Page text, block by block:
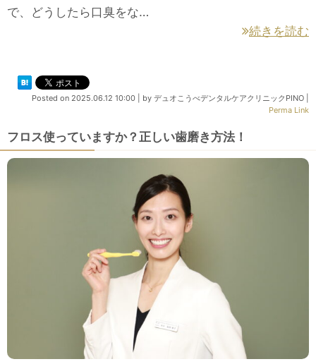
で、どうしたら口臭をな…
続きを読む
Posted on 2025.06.12 10:00 by デュオこうべデンタルケアクリニックPINO
Perma Link
フロス使っていますか？正しい歯磨き方法！